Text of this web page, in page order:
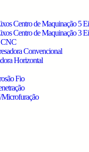
Centro de Maquinação 5
Centro de Maquinação 3
CNC
Convencional
Horizontal
Fio